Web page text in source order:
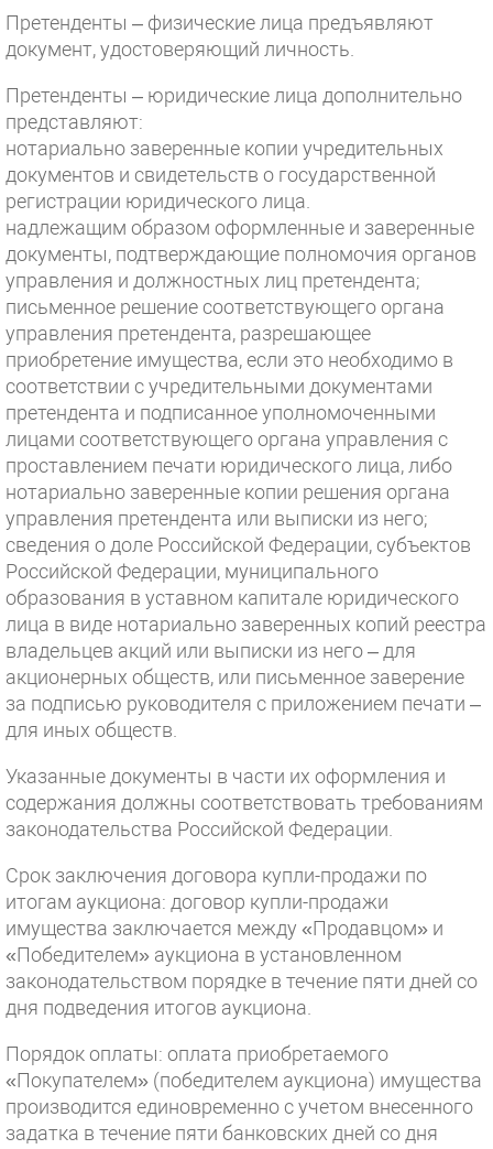
Претенденты – физические лица предъявляют
документ, удостоверяющий личность.
Претенденты – юридические лица дополнительно
представляют:
нотариально заверенные копии учредительных
документов и свидетельств о государственной
регистрации юридического лица.
надлежащим образом оформленные и заверенные
документы, подтверждающие полномочия органов
управления и должностных лиц претендента;
письменное решение соответствующего органа
управления претендента, разрешающее
приобретение имущества, если это необходимо в
соответствии с учредительными документами
претендента и подписанное уполномоченными
лицами соответствующего органа управления с
проставлением печати юридического лица, либо
нотариально заверенные копии решения органа
управления претендента или выписки из него;
сведения о доле Российской Федерации, субъектов
Российской Федерации, муниципального
образования в уставном капитале юридического
лица в виде нотариально заверенных копий реестра
владельцев акций или выписки из него – для
акционерных обществ, или письменное заверение
за подписью руководителя с приложением печати –
для иных обществ.
Указанные документы в части их оформления и
содержания должны соответствовать требованиям
законодательства Российской Федерации.
Срок заключения договора купли-продажи по
итогам аукциона: договор купли-продажи
имущества заключается между «Продавцом» и
«Победителем» аукциона в установленном
законодательством порядке в течение пяти дней со
дня подведения итогов аукциона.
Порядок оплаты: оплата приобретаемого
«Покупателем» (победителем аукциона) имущества
производится единовременно с учетом внесенного
задатка в течение пяти банковских дней со дня